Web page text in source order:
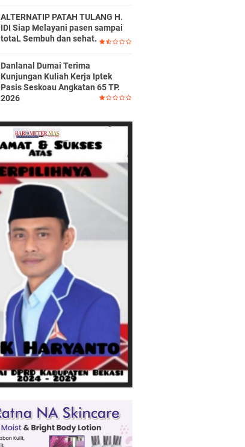
ALTERNATIP PATAH TULANG H.
IDI Siap Melayani pasen sampai
totaL Sembuh dan sehat.
Danlanal Dumai Terima
Kunjungan Kuliah Kerja Iptek
Pasis Seskoau Angkatan 65 TP.
2026